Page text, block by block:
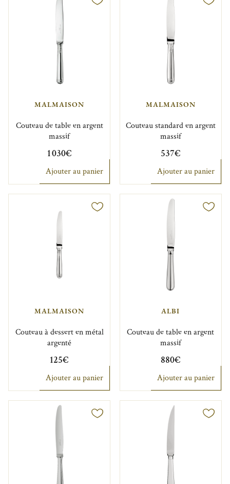
MALMAISON
Couteau de table en argent
massif
1 030€
Ajouter au panier
MALMAISON
Couteau standard en argent
massif
537€
Ajouter au panier
MALMAISON
Couteau à dessert en métal
argenté
125€
Ajouter au panier
ALBI
Couteau de table en argent
massif
880€
Ajouter au panier